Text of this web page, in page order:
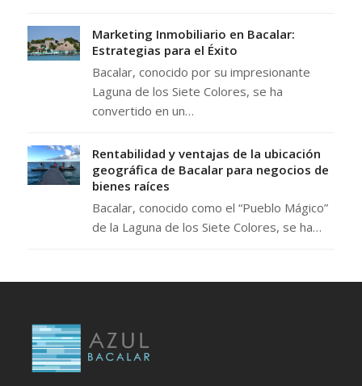
Marketing Inmobiliario en Bacalar:
Estrategias para el Éxito
Bacalar, conocido por su impresionante
Laguna de los Siete Colores, se ha
convertido en un…
Rentabilidad y ventajas de la ubicación
geográfica de Bacalar para negocios de
bienes raíces
Bacalar, conocido como el “Pueblo Mágico”
de la Laguna de los Siete Colores, se ha…